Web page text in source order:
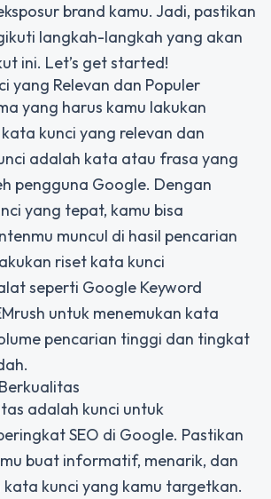
brand kamu. Jadi, pastikan
langkah-langkah yang akan
ini. Let’s get started!
yang Relevan dan Populer
yang harus kamu lakukan
kunci yang relevan dan
adalah kata atau frasa yang
pengguna Google. Dengan
yang tepat, kamu bisa
muncul di hasil pencarian
riset kata kunci
seperti Google Keyword
untuk menemukan kata
pencarian tinggi dan tingkat
adalah kunci untuk
SEO di Google. Pastikan
buat informatif, menarik, dan
kata kunci yang kamu targetkan.